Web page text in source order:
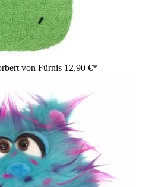
von Fürnis 12,90 €*